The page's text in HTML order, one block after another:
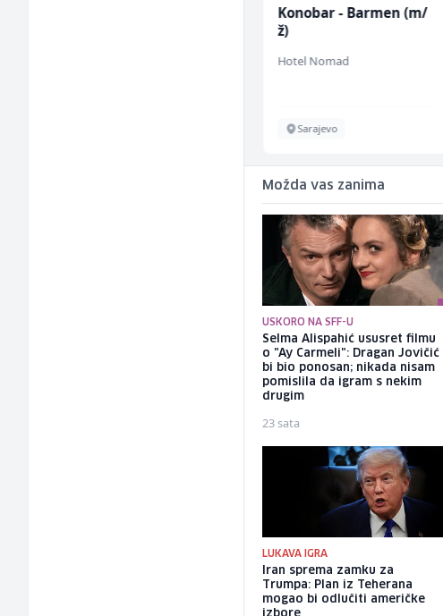
Konobar - Barmen (m/
ž)
Hotel Nomad
Sarajevo
Možda vas zanima
USKORO NA SFF-U
Selma Alispahić ususret filmu
o "Ay Carmeli": Dragan Jovičić
bi bio ponosan; nikada nisam
pomislila da igram s nekim
drugim
23 sata
LUKAVA IGRA
Iran sprema zamku za
Trumpa: Plan iz Teherana
mogao bi odlučiti američke